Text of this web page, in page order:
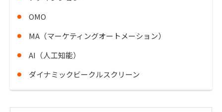
OMO
MA（マーケティングオートメーション）
AI（人工知能）
ダイナミックビークルスクリーン